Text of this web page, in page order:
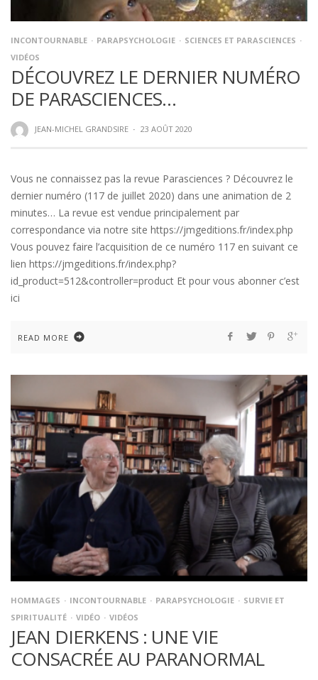
INCONTOURNABLE PARAPSYCHOLOGIE
SCIENCES ET PARASCIENCES
VIDÉOS
DÉCOUVREZ LE DERNIER NUMÉRO
DE PARASCIENCES…
JEAN-MICHEL GRANDSIRE · 23 AOÛT 2020
Vous ne connaissez pas la revue Parasciences ? Découvrez le
dernier numéro (117 de juillet 2020) dans une animation de 2
minutes… La revue est vendue principalement par
correspondance via notre site https://jmgeditions.fr/index.php
Vous pouvez faire l’acquisition de ce numéro 117 en suivant ce
lien https://jmgeditions.fr/index.php?
id_product=512&controller=product Et pour vous abonner c’est
ici
READ MORE
HOMMAGES INCONTOURNABLE PARAPSYCHOLOGIE
SURVIE ET
SPIRITUALITÉ
VIDÉO VIDÉOS
JEAN DIERKENS : UNE VIE
CONSACRÉE AU PARANORMAL